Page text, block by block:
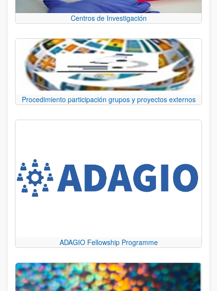
Centros de Investigación
Procedimiento participación grupos y proyectos externos
ADAGIO Fellowship Programme